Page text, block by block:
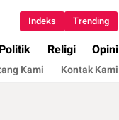
Indeks Trending
Politik Religi Opini
Kami Kontak Kami